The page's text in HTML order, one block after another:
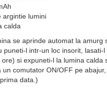
argintie lumini
calda
se aprinde automat la amurg
puneti-l intr-un loc insorit, lasati-l
si expuneti-l la lumina calda
comutator ON/OFF pe
data.)